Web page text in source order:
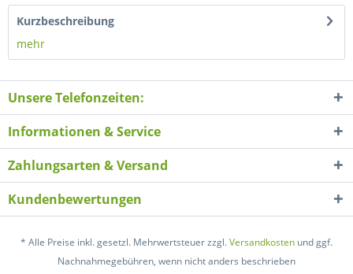
Kurzbeschreibung
mehr
Unsere Telefonzeiten:
Informationen & Service
Zahlungsarten & Versand
Kundenbewertungen
* Alle Preise inkl. gesetzl. Mehrwertsteuer zzgl.Versandkosten und ggf.
Nachnahmegebühren, wenn nicht anders beschrieben